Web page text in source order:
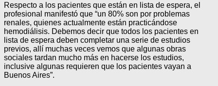
Respecto a los pacientes que están en lista de espera, el
profesional manifestó que “un 80% son por problemas
renales, quienes actualmente están practicándose
hemodiálisis. Debemos decir que todos los pacientes en
lista de espera deben completar una serie de estudios
previos, allí muchas veces vemos que algunas obras
sociales tardan mucho más en hacerse los estudios,
inclusive algunas requieren que los pacientes vayan a
Buenos Aires”.